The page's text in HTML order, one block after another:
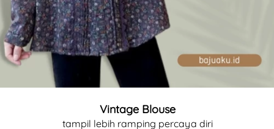
Vintage Blouse
tampil lebih ramping percaya diri